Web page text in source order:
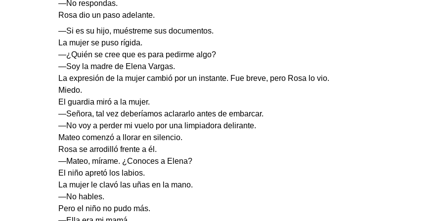
—No respondas.
Rosa dio un paso adelante.
—Si es su hijo, muéstreme sus documentos.
La mujer se puso rígida.
—¿Quién se cree que es para pedirme algo?
—Soy la madre de Elena Vargas.
La expresión de la mujer cambió por un instante. Fue breve, pero Rosa lo vio.
Miedo.
El guardia miró a la mujer.
—Señora, tal vez deberíamos aclararlo antes de embarcar.
—No voy a perder mi vuelo por una limpiadora delirante.
Mateo comenzó a llorar en silencio.
Rosa se arrodilló frente a él.
—Mateo, mírame. ¿Conoces a Elena?
El niño apretó los labios.
La mujer le clavó las uñas en la mano.
—No hables.
Pero el niño no pudo más.